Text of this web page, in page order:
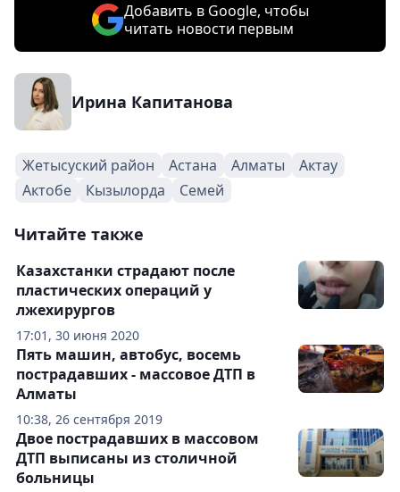
Добавить в Google, чтобы
читать новости первым
Ирина Капитанова
Жетысуский район Астана Алматы
Актау
Актобе
Кызылорда Семей
Читайте также
17:01, 30 июня 2020
Казахстанки страдают после
пластических операций у
лжехирургов
10:38, 26 сентября 2019
Пять машин, автобус, восемь
пострадавших - массовое ДТП в
Алматы
Двое пострадавших в массовом
ДТП выписаны из столичной
больницы